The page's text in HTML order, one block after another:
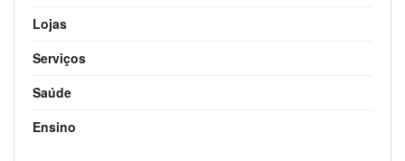
Lojas
Serviços
Saúde
Ensino